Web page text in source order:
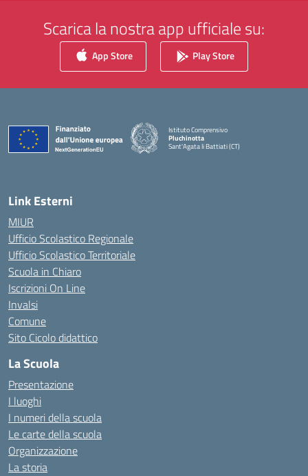
Scarica la nostra app ufficiale su:
App Store Play Store
Istituto Comprensivo
Pluchinotta
Sant'Agata li Battiati (CT)
— Visita la pagina iniziale della scuola
Link Esterni
MIUR
Ufficio Scolastico Regionale
Ufficio Scolastico Territoriale
Scuola in Chiaro
Iscrizioni On Line
Invalsi
Comune
Sito Cicolo didattico
La Scuola
Presentazione
I luoghi
I numeri della scuola
Le carte della scuola
Organizzazione
La storia